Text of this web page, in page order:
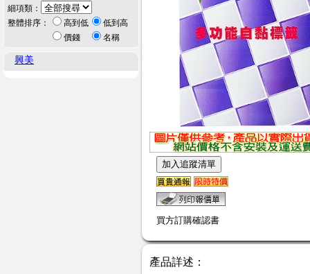
細項類：
整體排序：
高到低
低到高
價錢
名稱
興美
買方訂購確認書
產品詳述：